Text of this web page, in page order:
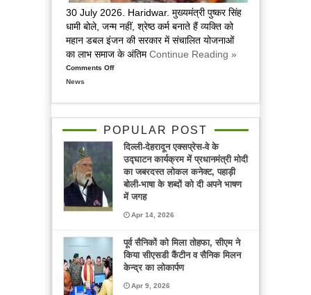
जुड़ी
30 July 2026. Haridwar. मुख्यमंत्री पुष्कर सिंह
धामी बोले, जन्म नहीं, श्रेष्ठ कर्म बनाते हैं व्यक्ति को
महान डबल इंजन की सरकार में संचालित योजनाओं
का लाभ समाज के अंतिमContinue Reading »
Comments Offon
शुभारंभ,
रविदास
पहुंचाने
News
POPULAR POST
दिल्ली-देहरादून एक्सप्रेस-वे के
उद्घाटन कार्यक्रम में प्रधानमंत्री मोदी
का जबरदस्त लोकल कनेक्ट, पहाड़ी
बोली-भाषा के शब्दों को दी अपने भाषण
में जगह
Apr 14, 2026
पूर्व सैनिकों को मिला तोहफा, सीएम ने
किया सीएसडी कैंटीन व सैनिक मिलन
केन्द्र का लोकार्पण
Apr 9, 2026